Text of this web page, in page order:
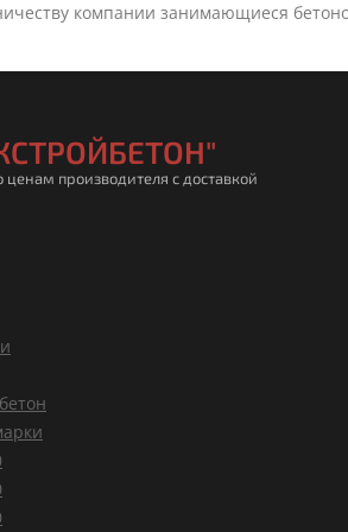
компании занимающиеся
ценам производителя с доставкой